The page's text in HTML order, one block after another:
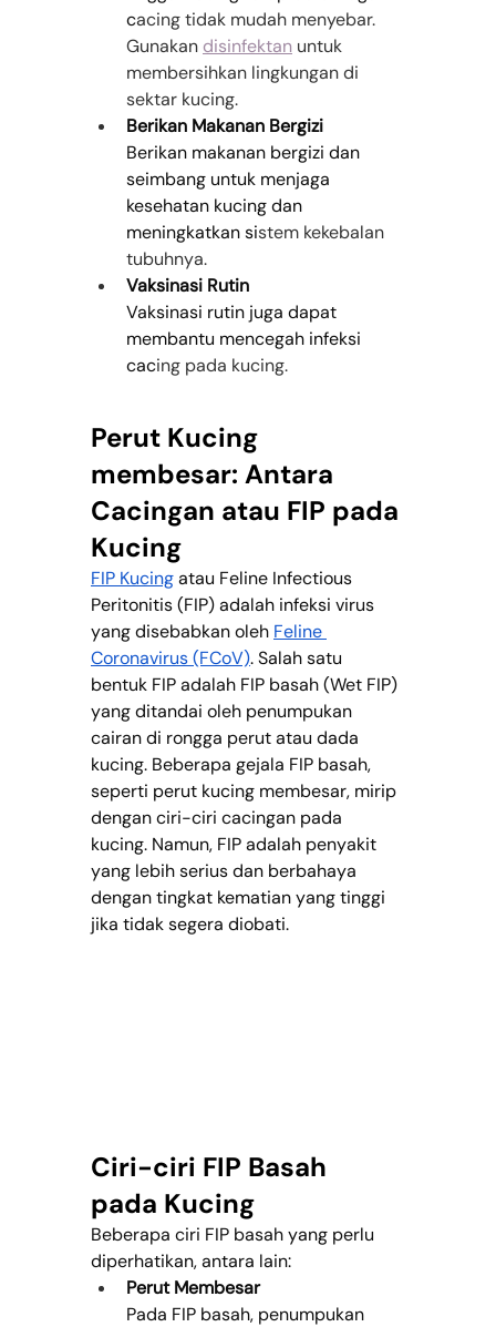
cacing tidak mudah menyebar.
Gunakan disinfektan untuk
membersihkan lingkungan di
sektar kucing.
Berikan Makanan Bergizi
Berikan makanan bergizi dan
seimbang untuk menjaga
kesehatan kucing dan
meningkatkan sistem kekebalan
tubuhnya.
Vaksinasi Rutin
Vaksinasi rutin juga dapat
membantu mencegah infeksi
cacing pada kucing.
Perut Kucing
membesar: Antara
Cacingan atau FIP pada
Kucing
FIP Kucing atau Feline Infectious
Peritonitis (FIP) adalah infeksi virus
yang disebabkan oleh Feline
Coronavirus (FCoV). Salah satu
bentuk FIP adalah FIP basah (Wet FIP)
yang ditandai oleh penumpukan
cairan di rongga perut atau dada
kucing. Beberapa gejala FIP basah,
seperti perut kucing membesar, mirip
dengan ciri-ciri cacingan pada
kucing. Namun, FIP adalah penyakit
yang lebih serius dan berbahaya
dengan tingkat kematian yang tinggi
jika tidak segera diobati.
Ciri-ciri FIP Basah
pada Kucing
Beberapa ciri FIP basah yang perlu
diperhatikan, antara lain:
Perut Membesar
Pada FIP basah, penumpukan